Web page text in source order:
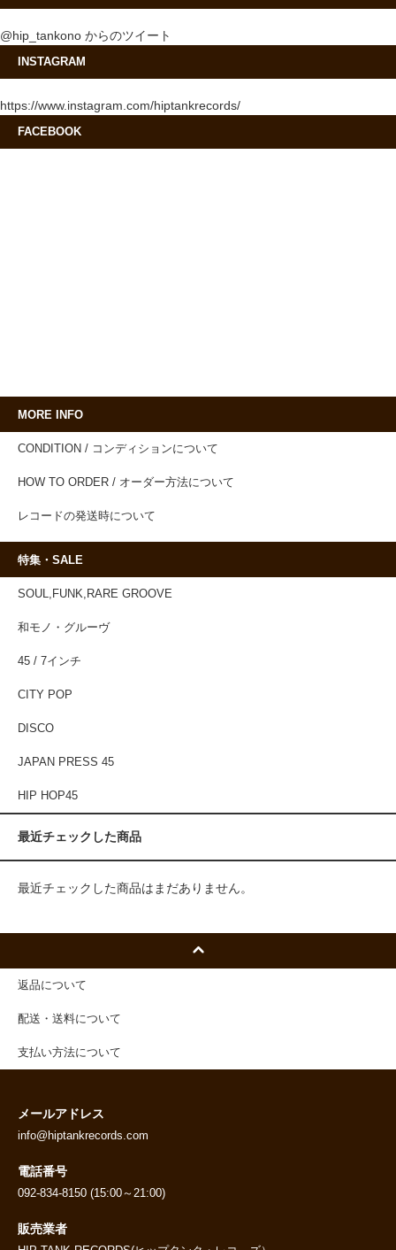
@hip_tankono からのツイート
INSTAGRAM
https://www.instagram.com/hiptankrecords/
FACEBOOK
MORE INFO
CONDITION / コンディションについて
HOW TO ORDER / オーダー方法について
レコードの発送時について
特集・SALE
SOUL,FUNK,RARE GROOVE
和モノ・グルーヴ
45 / 7インチ
CITY POP
DISCO
JAPAN PRESS 45
HIP HOP45
最近チェックした商品
最近チェックした商品はまだありません。
返品について
配送・送料について
支払い方法について
メールアドレス
info@hiptankrecords.com
電話番号
092-834-8150 (15:00～21:00)
販売業者